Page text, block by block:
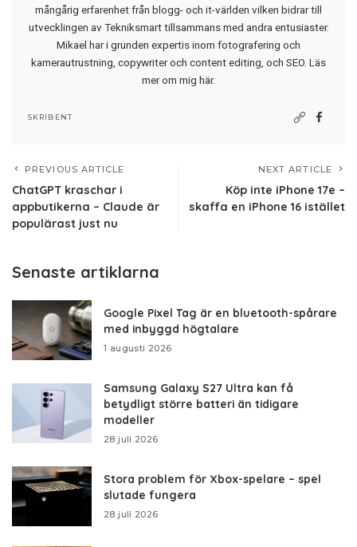
mångårig erfarenhet från blogg- och it-världen vilken bidrar till
utvecklingen av Tekniksmart tillsammans med andra entusiaster.
Mikael har i grunden expertis inom fotografering och
kamerautrustning, copywriter och content editing, och SEO. Läs
mer om mig här.
SKRIBENT
PREVIOUS ARTICLE
ChatGPT kraschar i
appbutikerna – Claude är
populärast just nu
NEXT ARTICLE
Köp inte iPhone 17e –
skaffa en iPhone 16 istället
Senaste artiklarna
Google Pixel Tag är en bluetooth-spårare
med inbyggd högtalare
1 augusti 2026
Samsung Galaxy S27 Ultra kan få
betydligt större batteri än tidigare
modeller
28 juli 2026
Stora problem för Xbox-spelare – spel
slutade fungera
28 juli 2026